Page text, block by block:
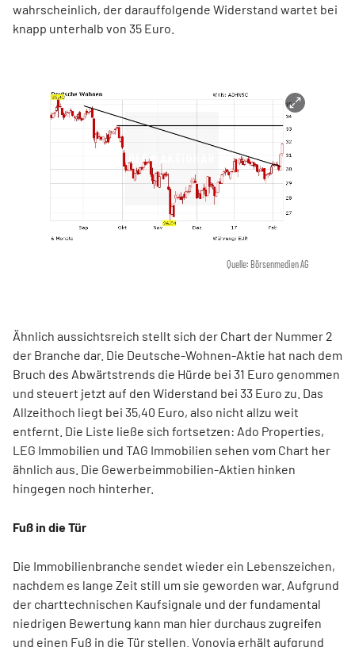
wahrscheinlich, der darauffolgende Widerstand wartet bei
knapp unterhalb von 35 Euro.
Quelle: Börsenmedien AG
Ähnlich aussichtsreich stellt sich der Chart der Nummer 2
der Branche dar. Die Deutsche-Wohnen-Aktie hat nach dem
Bruch des Abwärtstrends die Hürde bei 31 Euro genommen
und steuert jetzt auf den Widerstand bei 33 Euro zu. Das
Allzeithoch liegt bei 35,40 Euro, also nicht allzu weit
entfernt. Die Liste ließe sich fortsetzen: Ado Properties,
LEG Immobilien und TAG Immobilien sehen vom Chart her
ähnlich aus. Die Gewerbeimmobilien-Aktien hinken
hingegen noch hinterher.
Fuß in die Tür
Die Immobilienbranche sendet wieder ein Lebenszeichen,
nachdem es lange Zeit still um sie geworden war. Aufgrund
der charttechnischen Kaufsignale und der fundamental
niedrigen Bewertung kann man hier durchaus zugreifen
und einen Fuß in die Tür stellen. Vonovia erhält aufgrund